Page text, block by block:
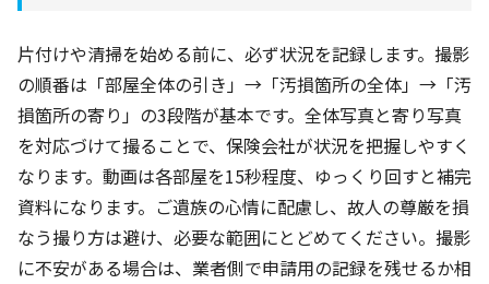
片付けや清掃を始める前に、必ず状況を記録します。撮影
の順番は「部屋全体の引き」→「汚損箇所の全体」→「汚
損箇所の寄り」の3段階が基本です。全体写真と寄り写真
を対応づけて撮ることで、保険会社が状況を把握しやすく
なります。動画は各部屋を15秒程度、ゆっくり回すと補完
資料になります。ご遺族の心情に配慮し、故人の尊厳を損
なう撮り方は避け、必要な範囲にとどめてください。撮影
に不安がある場合は、業者側で申請用の記録を残せるか相